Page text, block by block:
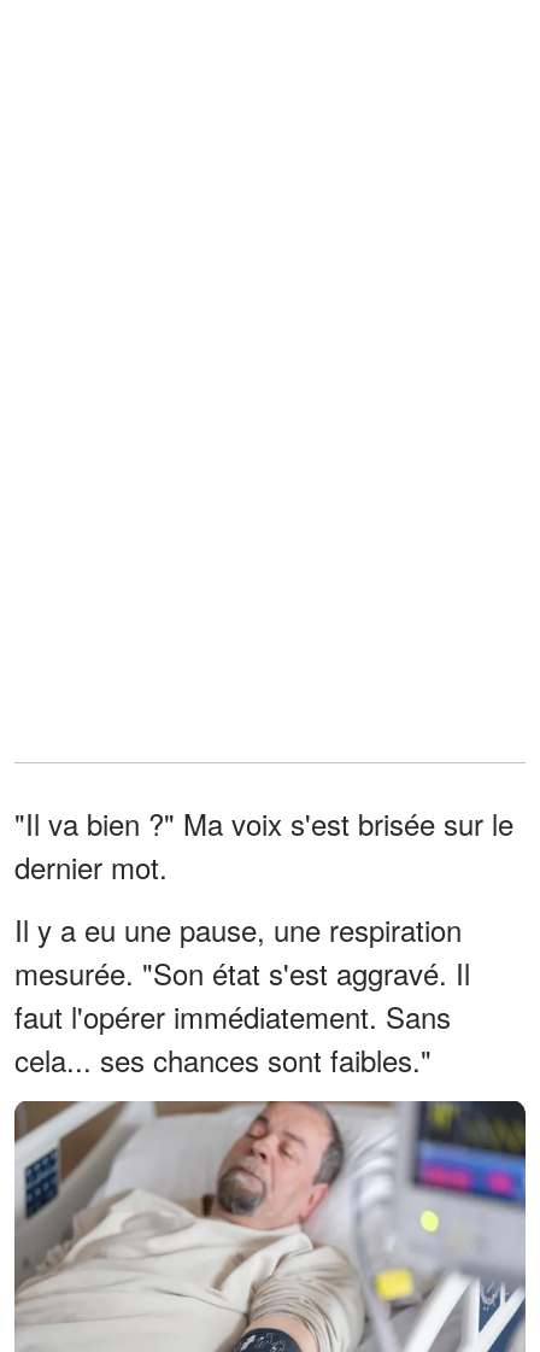
"Il va bien ?" Ma voix s'est brisée sur le
dernier mot.
Il y a eu une pause, une respiration
mesurée. "Son état s'est aggravé. Il
faut l'opérer immédiatement. Sans
cela... ses chances sont faibles."